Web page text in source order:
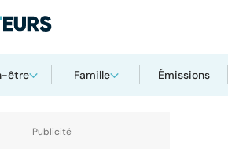
être Famille Émissions